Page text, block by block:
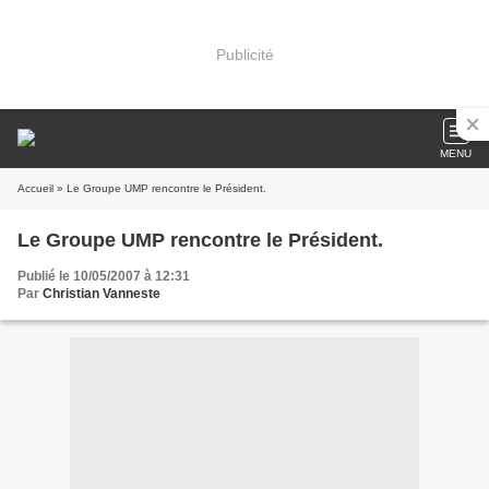
Publicité
MENU
Accueil » Le Groupe UMP rencontre le Président.
Le Groupe UMP rencontre le Président.
Publié le 10/05/2007 à 12:31
Par Christian Vanneste